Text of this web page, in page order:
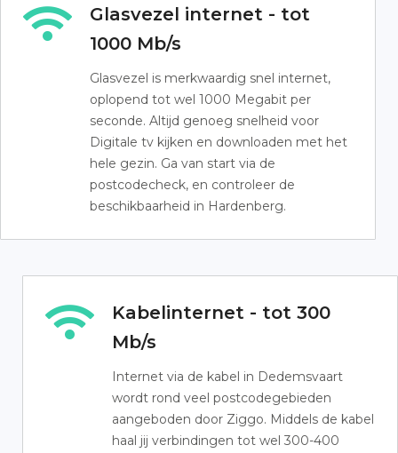
Glasvezel internet - tot
1000 Mb/s
Glasvezel is merkwaardig snel internet,
oplopend tot wel 1000 Megabit per
seconde. Altijd genoeg snelheid voor
Digitale tv kijken en downloaden met het
hele gezin. Ga van start via de
postcodecheck, en controleer de
beschikbaarheid in Hardenberg.
Kabelinternet - tot 300
Mb/s
Internet via de kabel in Dedemsvaart
wordt rond veel postcodegebieden
aangeboden door Ziggo. Middels de kabel
haal jij verbindingen tot wel 300-400